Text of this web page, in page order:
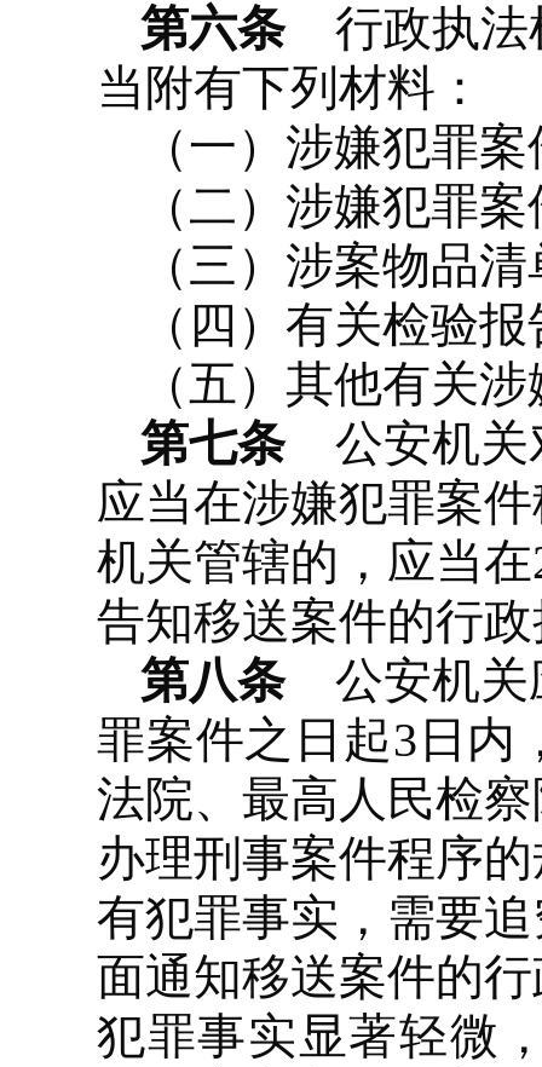
第六条行政执法
当附有下列材料：
（一）涉嫌犯罪
（二）涉嫌犯罪
（三）涉案物品
（四）有关检验
（五）其他有关
第七条公安机关
应当在涉嫌犯罪案
机关管辖的，应当
告知移送案件的行
第八条公安机关
罪案件之日起3日内
法院、最高人民检
办理刑事案件程序
有犯罪事实，需要
面通知移送案件的
犯罪事实显著轻微